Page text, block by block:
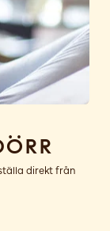
direkt från